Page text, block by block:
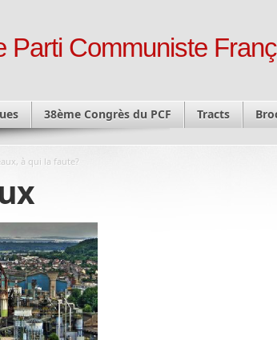
Parti Communiste
38ème Congrès du PCF Tracts
à qui la faute?